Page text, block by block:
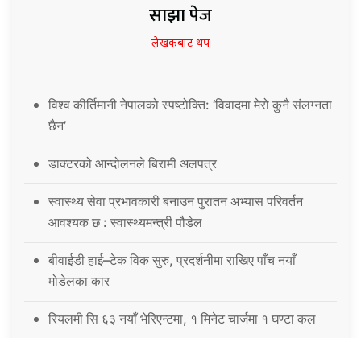
साझा पेज
लेखकबाट थप
विश्व कीर्तिमानी नेपालको स्पष्टोक्ति: ‘विवादमा मेरो कुनै संलग्नता
छैन’
डाक्टरको आन्दोलनले बिरामी अलपत्र
स्वास्थ्य सेवा प्रभावकारी बनाउन पुरातन अभ्यास परिवर्तन
आवश्यक छ : स्वास्थ्यमन्त्री पौडेल
बीवाईडी हाई–टेक विक सुरु, प्रदर्शनीमा राखिए पाँच नयाँ
मोडेलका कार
रियलमी सि ६३ नयाँ भेरिएन्टमा, १ मिनेट चार्जमा १ घण्टा कल